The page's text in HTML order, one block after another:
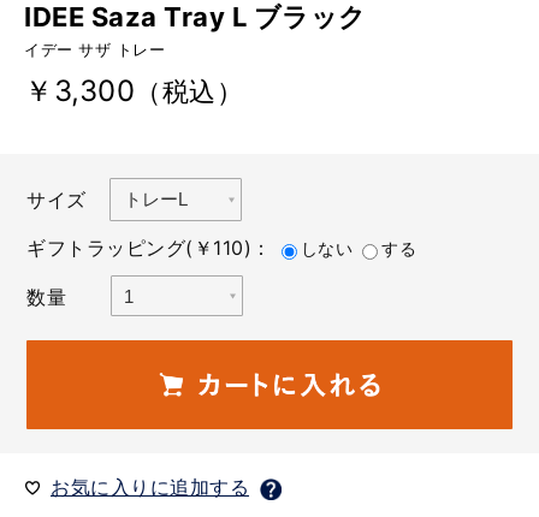
IDEE Saza Tray L ブラック
イデー サザ トレー
￥3,300 （税込）
サイズ
ギフトラッピング(￥110)：
しない する
数量
お気に入りに追加する